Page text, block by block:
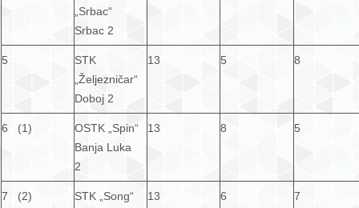
„Srbac“
Srbac 2
5
STK
„Željezničar“
Doboj 2
13 5 8
6 (1)
OSTK „Spin“
Banja Luka
2
13 8 5
7 (2)
STK „Song“
13 6 7